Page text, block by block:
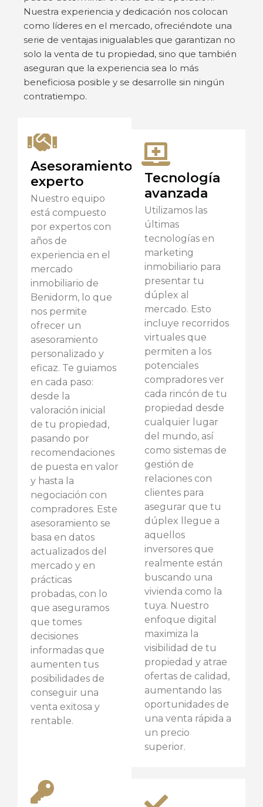
Nuestra experiencia y dedicación nos colocan
como líderes en el mercado, ofreciéndote una
serie de ventajas inigualables que garantizan no
solo la venta de tu propiedad, sino que también
aseguran que la experiencia sea lo más
beneficiosa posible y se desarrolle sin ningún
contratiempo.
Asesoramiento
experto
Nuestro equipo
está compuesto
por expertos con
años de
experiencia en el
mercado
inmobiliario de
Benidorm, lo que
nos permite
ofrecer un
asesoramiento
personalizado y
eficaz. Te guiamos
en cada paso:
desde la
valoración inicial
de tu propiedad,
pasando por
recomendaciones
de puesta en valor
y hasta la
negociación con
compradores. Este
asesoramiento se
basa en datos
actualizados del
mercado y en
prácticas
probadas, con lo
que aseguramos
que tomes
decisiones
informadas que
aumenten tus
posibilidades de
conseguir una
venta exitosa y
rentable.
Tecnología
avanzada
Utilizamos las
últimas
tecnologías en
marketing
inmobiliario para
presentar tu
dúplex al
mercado. Esto
incluye recorridos
virtuales que
permiten a los
potenciales
compradores ver
cada rincón de tu
propiedad desde
cualquier lugar
del mundo, así
como sistemas de
gestión de
relaciones con
clientes para
asegurar que tu
dúplex llegue a
aquellos
inversores que
realmente están
buscando una
vivienda como la
tuya. Nuestro
enfoque digital
maximiza la
visibilidad de tu
propiedad y atrae
ofertas de calidad,
aumentando las
oportunidades de
una venta rápida a
un precio
superior.